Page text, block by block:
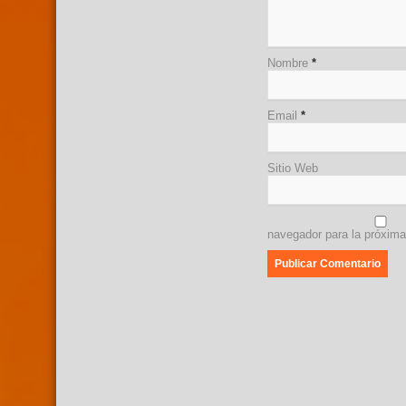
Nombre *
Email *
Sitio Web
navegador para la